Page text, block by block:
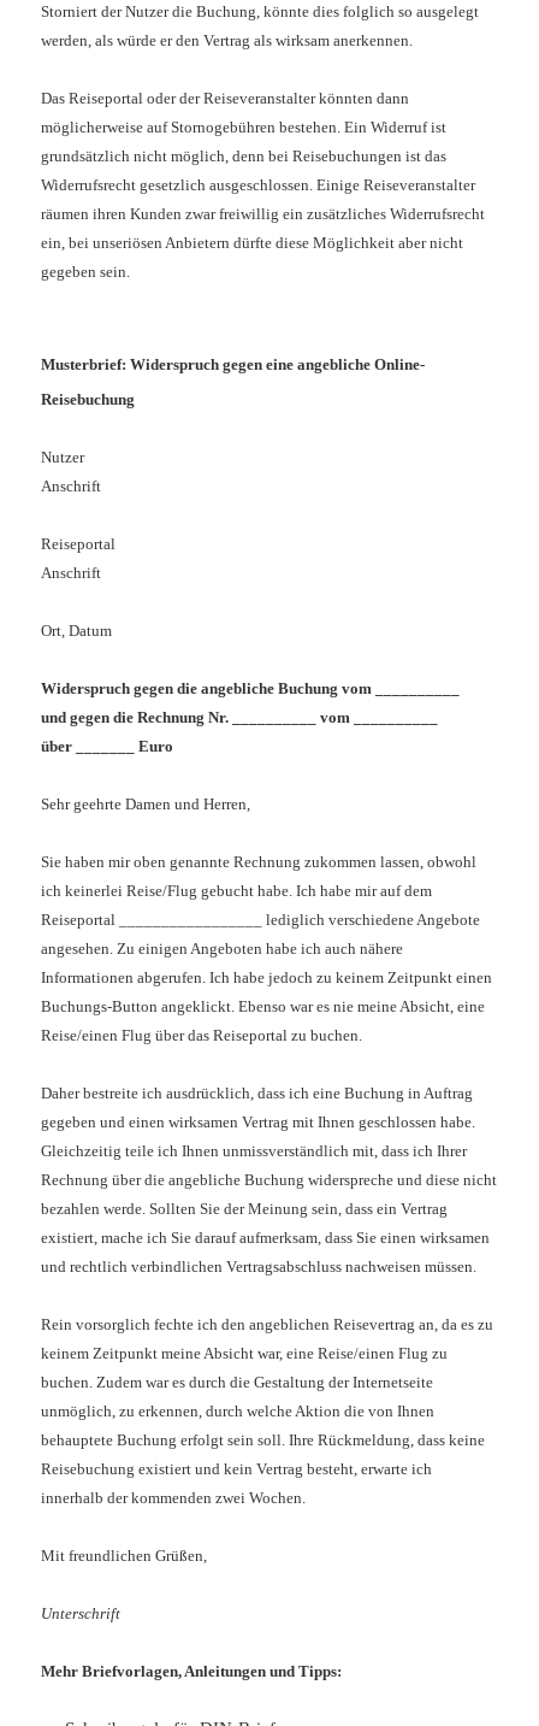
Storniert der Nutzer die Buchung, könnte dies folglich so ausgelegt
werden, als würde er den Vertrag als wirksam anerkennen.
Das Reiseportal oder der Reiseveranstalter könnten dann
möglicherweise auf Stornogebühren bestehen. Ein Widerruf ist
grundsätzlich nicht möglich, denn bei Reisebuchungen ist das
Widerrufsrecht gesetzlich ausgeschlossen. Einige Reiseveranstalter
räumen ihren Kunden zwar freiwillig ein zusätzliches Widerrufsrecht
ein, bei unseriösen Anbietern dürfte diese Möglichkeit aber nicht
gegeben sein.
Musterbrief: Widerspruch gegen eine angebliche Online-
Reisebuchung
Nutzer
Anschrift
Reiseportal
Anschrift
Ort, Datum
Widerspruch gegen die angebliche Buchung vom __________
und gegen die Rechnung Nr. __________ vom __________
über _______ Euro
Sehr geehrte Damen und Herren,
Sie haben mir oben genannte Rechnung zukommen lassen, obwohl
ich keinerlei Reise/Flug gebucht habe. Ich habe mir auf dem
Reiseportal _________________ lediglich verschiedene Angebote
angesehen. Zu einigen Angeboten habe ich auch nähere
Informationen abgerufen. Ich habe jedoch zu keinem Zeitpunkt einen
Buchungs-Button angeklickt. Ebenso war es nie meine Absicht, eine
Reise/einen Flug über das Reiseportal zu buchen.
Daher bestreite ich ausdrücklich, dass ich eine Buchung in Auftrag
gegeben und einen wirksamen Vertrag mit Ihnen geschlossen habe.
Gleichzeitig teile ich Ihnen unmissverständlich mit, dass ich Ihrer
Rechnung über die angebliche Buchung widerspreche und diese nicht
bezahlen werde. Sollten Sie der Meinung sein, dass ein Vertrag
existiert, mache ich Sie darauf aufmerksam, dass Sie einen wirksamen
und rechtlich verbindlichen Vertragsabschluss nachweisen müssen.
Rein vorsorglich fechte ich den angeblichen Reisevertrag an, da es zu
keinem Zeitpunkt meine Absicht war, eine Reise/einen Flug zu
buchen. Zudem war es durch die Gestaltung der Internetseite
unmöglich, zu erkennen, durch welche Aktion die von Ihnen
behauptete Buchung erfolgt sein soll. Ihre Rückmeldung, dass keine
Reisebuchung existiert und kein Vertrag besteht, erwarte ich
innerhalb der kommenden zwei Wochen.
Mit freundlichen Grüßen,
Unterschrift
Mehr Briefvorlagen, Anleitungen und Tipps: